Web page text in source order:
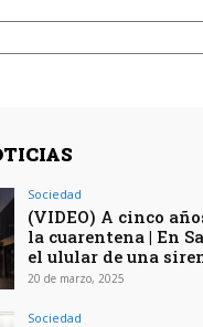
Sociedad
(VIDEO) A cinco
la cuarentena | En
el ulular de una
20 de marzo, 2025
Sociedad